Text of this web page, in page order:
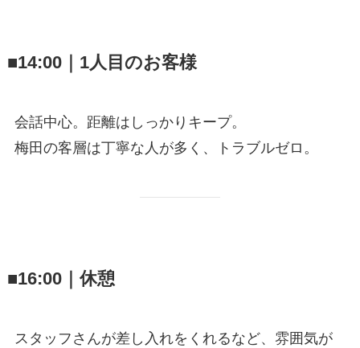
■14:00｜1人目のお客様
会話中心。距離はしっかりキープ。
梅田の客層は丁寧な人が多く、トラブルゼロ。
■16:00｜休憩
スタッフさんが差し入れをくれるなど、雰囲気が